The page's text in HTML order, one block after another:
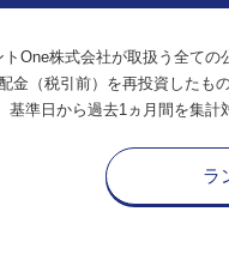
One株式会社が取扱う全ての
（税引前）を再投資したも
準日から過去1ヵ月間を集計
ラ